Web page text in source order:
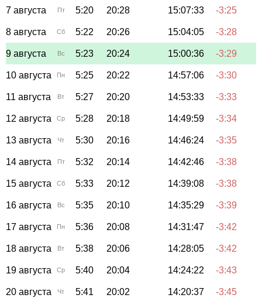
7 августа Пт 5:20 20:28 15:07:33 -3:25
8 августа Сб 5:22 20:26 15:04:05 -3:28
9 августа Вс 5:23 20:24 15:00:36 -3:29
10 августа Пн 5:25 20:22 14:57:06 -3:30
11 августа Вт 5:27 20:20 14:53:33 -3:33
12 августа Ср 5:28 20:18 14:49:59 -3:34
13 августа Чт 5:30 20:16 14:46:24 -3:35
14 августа Пт 5:32 20:14 14:42:46 -3:38
15 августа Сб 5:33 20:12 14:39:08 -3:38
16 августа Вс 5:35 20:10 14:35:29 -3:39
17 августа Пн 5:36 20:08 14:31:47 -3:42
18 августа Вт 5:38 20:06 14:28:05 -3:42
19 августа Ср 5:40 20:04 14:24:22 -3:43
20 августа Чт 5:41 20:02 14:20:37 -3:45